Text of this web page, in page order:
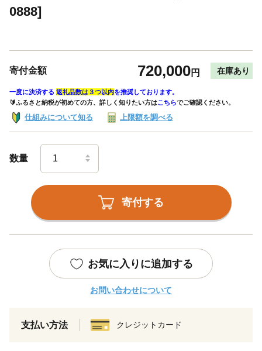
0888]
寄付金額 720,000円 在庫あり
一度に決済する 返礼品数は３つ以内を推奨しております。
🔰ふるさと納税が初めての方、詳しく知りたい方はこちらでご確認ください。
仕組みについて知る 上限額を調べる
数量
寄付する
お気に入りに追加する
お問い合わせについて
支払い方法 クレジットカード